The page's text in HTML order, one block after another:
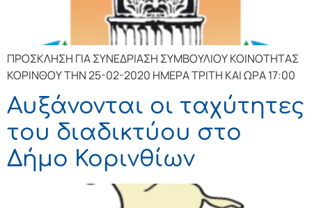
ΠΡΟΣΚΛΗΣΗ ΓΙΑ ΣΥΝΕΔΡΙΑΣΗ ΣΥΜΒΟΥΛΙΟΥ ΚΟΙΝΟΤΗΤΑΣ
ΚΟΡΙΝΘΟΥ ΤΗΝ 25-02-2020 ΗΜΕΡΑ ΤΡΙΤΗ ΚΑΙ ΩΡΑ 17:00
Αυξάνονται οι ταχύτητες
του διαδικτύου στο
Δήμο Κορινθίων